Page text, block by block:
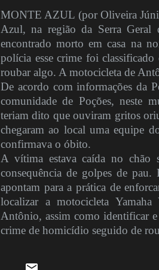
MONTE AZUL (por Oliveira
Azul, na região da Serra
encontrado morto em casa na
polícia esse crime foi
roubar algo. A motocicleta de
De acordo com informações da
comunidade de Poções, neste
teriam dito que ouviram gritos
chegaram ao local uma equipe
confirmava o óbito.
A vítima estava caída no chão
consequência de golpes de
apontam para a prática de
localizar a motocicleta
Antônio, assim como identificar
crime de homicídio seguido de